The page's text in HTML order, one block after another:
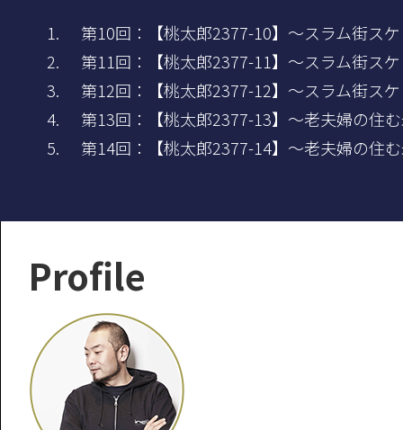
第10回：【桃太郎2377-10】～スラム街ス
第11回：【桃太郎2377-11】～スラム街ス
第12回：【桃太郎2377-12】～スラム街ス
第13回：【桃太郎2377-13】～老夫婦の住
第14回：【桃太郎2377-14】～老夫婦の住
Profile